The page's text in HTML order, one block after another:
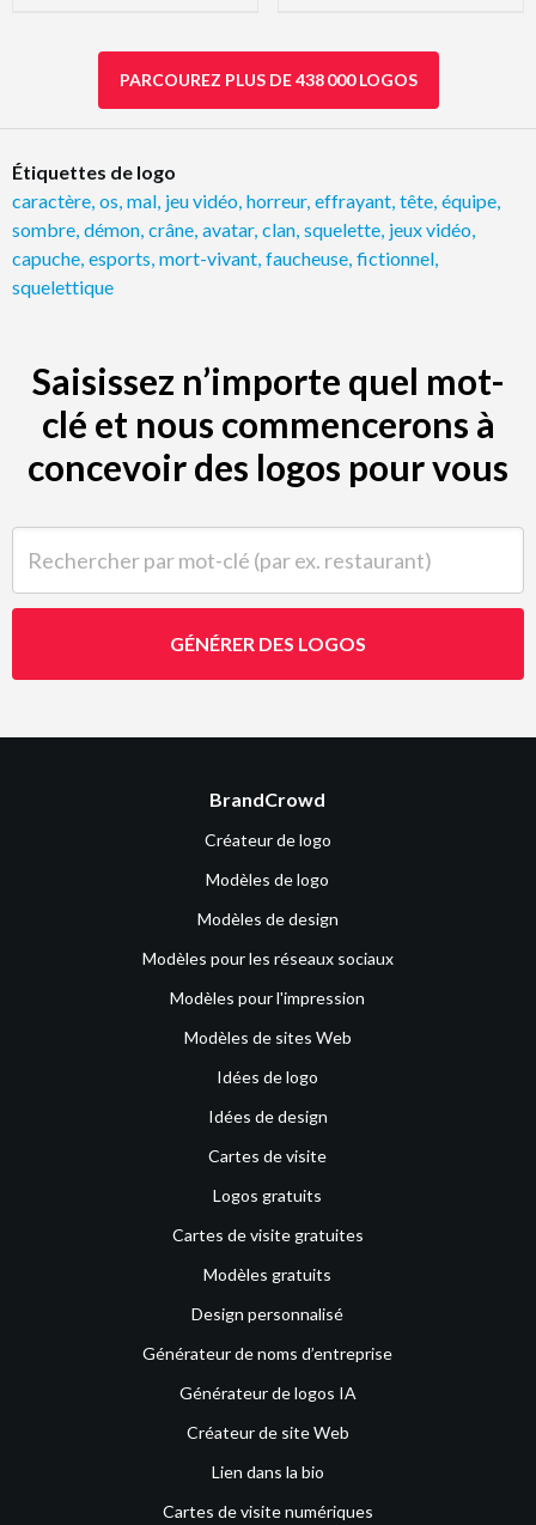
PARCOUREZ PLUS DE 438 000 LOGOS
Étiquettes de logo
caractère os mal jeu vidéo horreur, effrayant tête équipe
sombre démon crâne avatar, clan squelette jeux vidéo
capuche esports mort-vivant faucheuse fictionnel
squelettique
Saisissez n’importe quel mot-
clé et nous commencerons à
concevoir des logos pour vous
GÉNÉRER DES LOGOS
BrandCrowd
Créateur de logo
Modèles de logo
Modèles de design
Modèles pour les réseaux sociaux
Modèles pour l'impression
Modèles de sites Web
Idées de logo
Idées de design
Cartes de visite
Logos gratuits
Cartes de visite gratuites
Modèles gratuits
Design personnalisé
Générateur de noms d’entreprise
Générateur de logos IA
Créateur de site Web
Lien dans la bio
Cartes de visite numériques